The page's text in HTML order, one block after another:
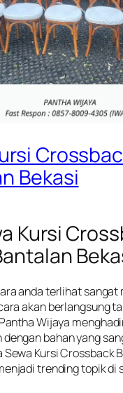
Bekasi
Kursi
anda terlihat sangat
akan berlangsung
Wijaya
dengan bahan yang
Sewa Kursi Crossback
trending topik di